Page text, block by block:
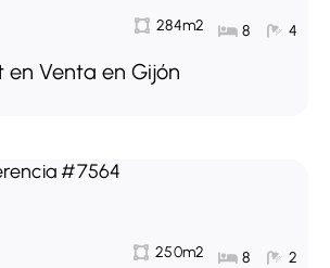
284m2 8 4
Venta en Gijón
250m2 8 2